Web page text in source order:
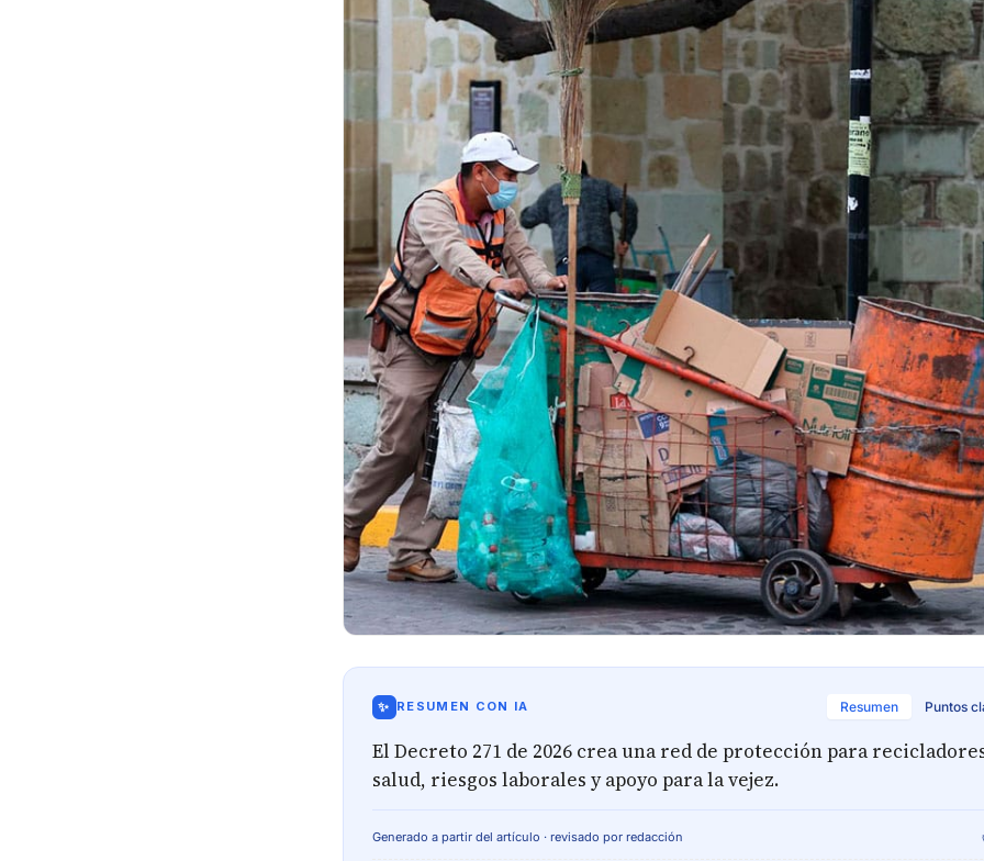
✨ RESUMEN CON IA Resumen Puntos
El Decreto 271 de 2026 crea una red de protección para
salud, riesgos laborales y apoyo para la vejez.
Generado a partir del artículo · revisado por redacción